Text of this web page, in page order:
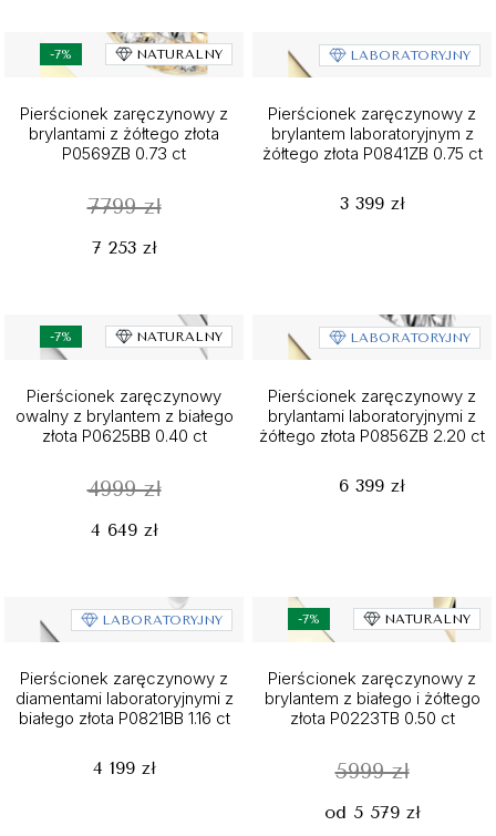
-7% NATURALNY
Pierścionek zaręczynowy z
brylantami z żółtego złota
P0569ZB 0.73 ct
7799 zł
7 253 zł
LABORATORYJNY
Pierścionek zaręczynowy z
brylantem laboratoryjnym z
żółtego złota P0841ZB 0.75 ct
3 399 zł
-7% NATURALNY
Pierścionek zaręczynowy
owalny z brylantem z białego
złota P0625BB 0.40 ct
4999 zł
4 649 zł
LABORATORYJNY
Pierścionek zaręczynowy z
brylantami laboratoryjnymi z
żółtego złota P0856ZB 2.20 ct
6 399 zł
LABORATORYJNY
Pierścionek zaręczynowy z
diamentami laboratoryjnymi z
białego złota P0821BB 1.16 ct
4 199 zł
-7% NATURALNY
Pierścionek zaręczynowy z
brylantem z białego i żółtego
złota P0223TB 0.50 ct
5999 zł
od 5 579 zł